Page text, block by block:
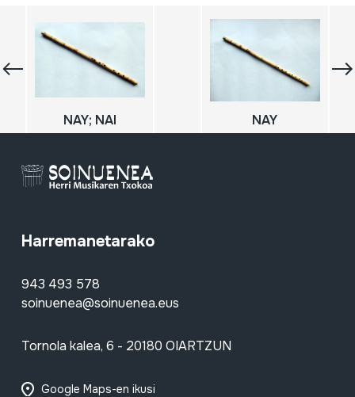
NAY; NAI NAY
Harremanetarako
943 493 578
soinuenea@soinuenea.eus
Tornola kalea, 6 - 20180 OIARTZUN
Google Maps-en ikusi